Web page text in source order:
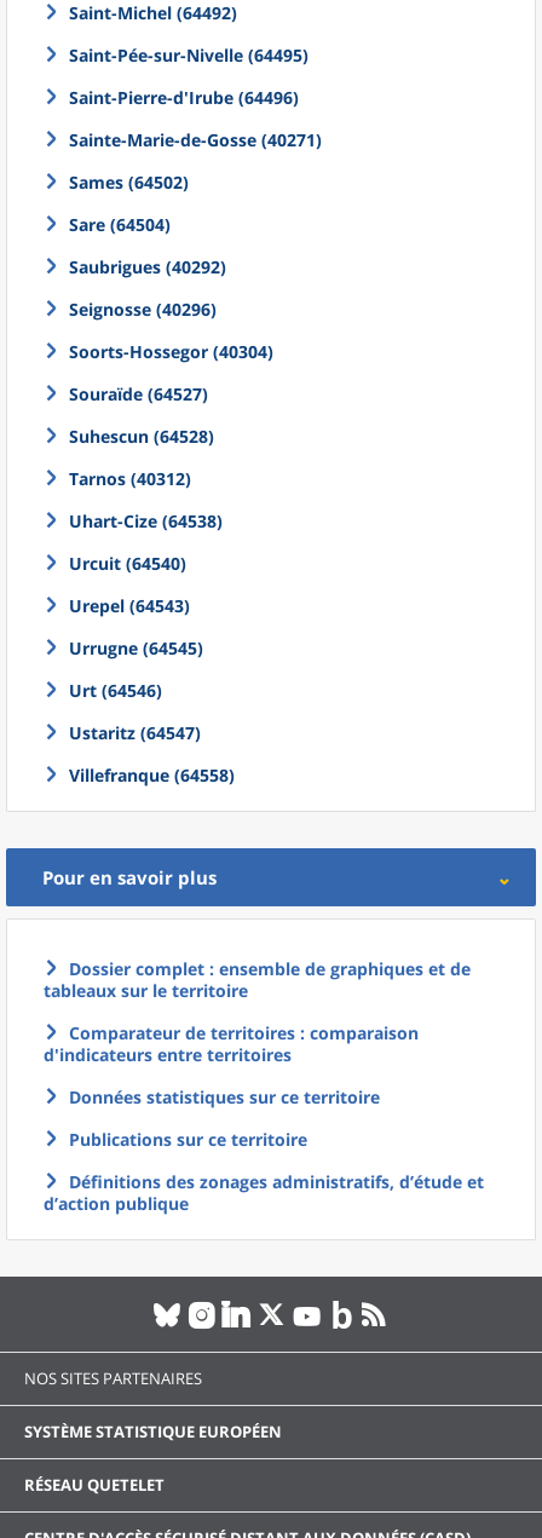
Saint-Michel (64492)
Saint-Pée-sur-Nivelle (64495)
Saint-Pierre-d'Irube (64496)
Sainte-Marie-de-Gosse (40271)
Sames (64502)
Sare (64504)
Saubrigues (40292)
Seignosse (40296)
Soorts-Hossegor (40304)
Souraïde (64527)
Suhescun (64528)
Tarnos (40312)
Uhart-Cize (64538)
Urcuit (64540)
Urepel (64543)
Urrugne (64545)
Urt (64546)
Ustaritz (64547)
Villefranque (64558)
Pour en savoir plus
Dossier complet : ensemble de graphiques et de
tableaux sur le territoire
Comparateur de territoires : comparaison
d'indicateurs entre territoires
Données statistiques sur ce territoire
Publications sur ce territoire
Définitions des zonages administratifs, d’étude et
d’action publique
NOS SITES PARTENAIRES
SYSTÈME STATISTIQUE EUROPÉEN
RÉSEAU QUETELET